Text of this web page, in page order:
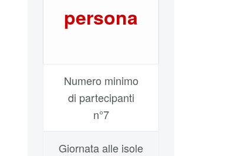
persona
Numero minimo
di partecipanti
n°7
Giornata alle isole